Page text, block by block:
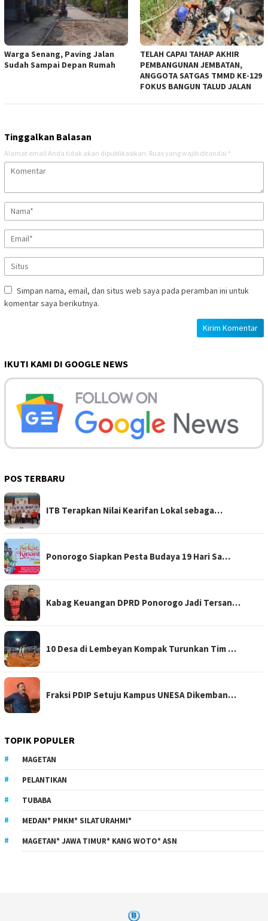
Warga Senang, Paving Jalan
Sudah Sampai Depan Rumah
TELAH CAPAI TAHAP AKHIR
PEMBANGUNAN JEMBATAN,
ANGGOTA SATGAS TMMD KE-129
FOKUS BANGUN TALUD JALAN
Tinggalkan Balasan
Alamat email Anda tidak akan dipublikasikan. Ruas yang wajib ditandai *
Simpan nama, email, dan situs web saya pada peramban ini untuk
komentar saya berikutnya.
IKUTI KAMI DI GOOGLE NEWS
POS TERBARU
ITB Terapkan Nilai Kearifan Lokal sebaga…
Ponorogo Siapkan Pesta Budaya 19 Hari Sa…
Kabag Keuangan DPRD Ponorogo Jadi Tersan…
10 Desa di Lembeyan Kompak Turunkan Tim …
Fraksi PDIP Setuju Kampus UNESA Dikemban…
TOPIK POPULER
MAGETAN
PELANTIKAN
TUBABA
MEDAN* PMKM* SILATURAHMI*
MAGETAN* JAWA TIMUR* KANG WOTO* ASN